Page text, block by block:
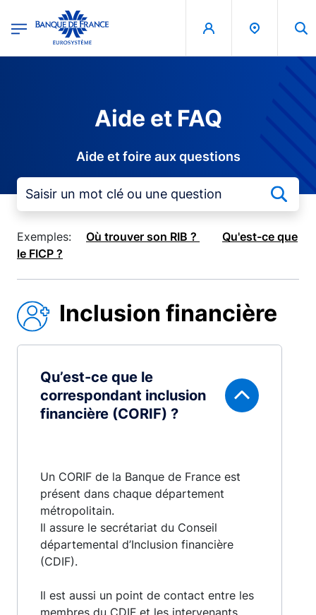
Banque de France - Menu Principal
Aide et FAQ
Aide et foire aux questions
Exemples: Où trouver son RIB ?
Qu'est-ce que
le FICP ?
Inclusion financière
Qu’est-ce que le
correspondant inclusion
financière (CORIF) ?
Un CORIF de la Banque de France est
présent dans chaque département
métropolitain.
Il assure le secrétariat du Conseil
départemental d’Inclusion financière
(CDIF).
Il est aussi un point de contact entre les
membres du CDIF et les intervenants